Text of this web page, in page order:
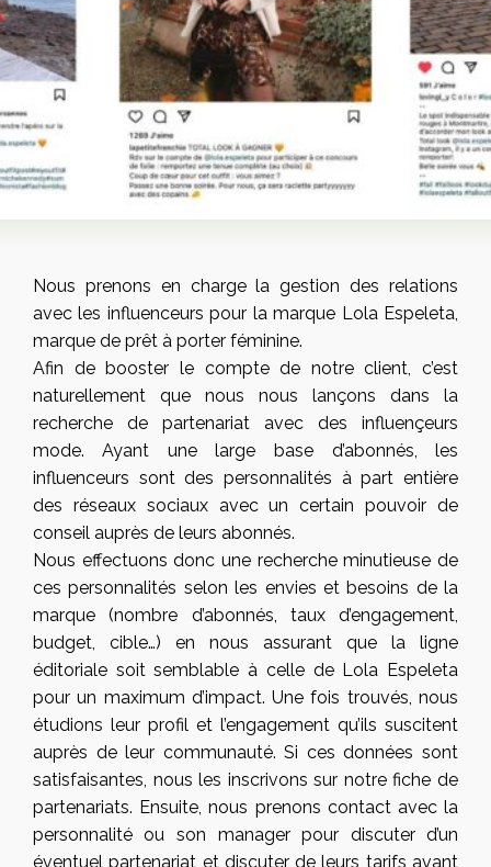
Nous prenons en charge la gestion des relations
avec les influenceurs pour la marque Lola Espeleta,
marque de prêt à porter féminine.
Afin de booster le compte de notre client, c’est
naturellement que nous nous lançons dans la
recherche de partenariat avec des influençeurs
mode. Ayant une large base d’abonnés, les
influenceurs sont des personnalités à part entière
des réseaux sociaux avec un certain pouvoir de
conseil auprès de leurs abonnés.
Nous effectuons donc une recherche minutieuse de
ces personnalités selon les envies et besoins de la
marque (nombre d’abonnés, taux d’engagement,
budget, cible…) en nous assurant que la ligne
éditoriale soit semblable à celle de Lola Espeleta
pour un maximum d’impact. Une fois trouvés, nous
étudions leur profil et l’engagement qu’ils suscitent
auprès de leur communauté. Si ces données sont
satisfaisantes, nous les inscrivons sur notre fiche de
partenariats. Ensuite, nous prenons contact avec la
personnalité ou son manager pour discuter d’un
éventuel partenariat et discuter de leurs tarifs avant